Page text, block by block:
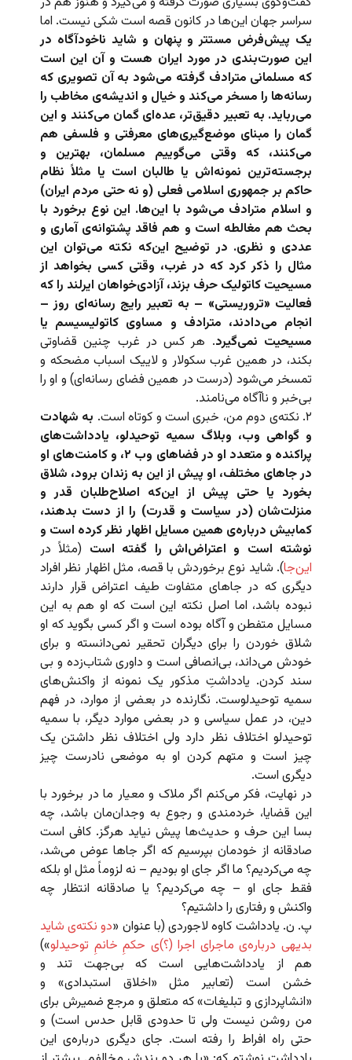
سراسر جهان این‌ها در کانون قصه است شکی نیست. اما
یک پیش‌فرض مستتر و پنهان و شاید ناخودآگاه در
این صورت‌بندی در مورد ایران هست و آن این است
که مسلمانی مترادف گرفته می‌شود به آن تصویری که
رسانه‌ها را مسخر می‌کند و خیال و اندیشه‌ی مخاطب را
می‌رباید. به تعبیر دقیق‌تر، عده‌ای گمان می‌کنند و این
گمان را مبنای موضع‌گیری‌های معرفتی و فلسفی هم
می‌کنند، که وقتی می‌گوییم مسلمان، بهترین و
برجسته‌ترین نمونه‌اش یا طالبان است یا مثلاً نظام
حاکم بر جمهوری اسلامی فعلی (و نه حتی مردم ایران)
و اسلام مترادف می‌شود با این‌ها. این نوع برخورد با
بحث هم مغالطه است و هم فاقد پشتوانه‌ی آماری و
عددی و نظری. در توضیح این‌که نکته می‌توان این
مثال را ذکر کرد که در غرب، وقتی کسی بخواهد از
مسیحیت کاتولیک حرف بزند، آزادی‌خواهان ایرلند را که
فعالیت «تروریستی» – به تعبیر رایج رسانه‌ای روز –
انجام می‌دادند، مترادف و مساوی کاتولیسیسم یا
مسیحیت نمی‌گیرد. هر کس در غرب چنین قضاوتی
بکند، در همین غرب سکولار و لاییک اسباب مضحکه و
تمسخر می‌شود (درست در همین فضای رسانه‌ای) و او را
بی‌خبر و ناآگاه می‌نامند.
۲. نکته‌ی دوم من، خبری است و کوتاه است.
به شهادت
و گواهی وب، وبلاگ سمیه توحیدلو، یادداشت‌های
پراکنده و متعدد او در فضاهای وب‌ ۲، و کامنت‌های او
در جاهای مختلف، او پیش از این به زندان برود، شلاق
بخورد یا حتی پیش از این‌که اصلاح‌طلبان قدر و
منزلت‌شان (در سیاست و قدرت) را از دست بدهند،
کمابیش درباره‌ی همین مسایل اظهار نظر کرده است و
نوشته است و اعتراض‌اش را گفته است (مثلاً در
این‌جا). شاید نوع برخوردش با قصه، مثل اظهار نظر افراد
دیگری که در جاهای متفاوت طیف اعتراض قرار دارند
نبوده باشد، اما اصل نکته این است که او هم به این
مسایل متفطن و آگاه بوده است و اگر کسی بگوید که او
شلاق خوردن را برای دیگران تحقیر نمی‌دانسته و برای
خودش می‌داند، بی‌انصافی است و داوری شتاب‌زده و بی‌
سند کردن. یادداشتِ مذکور یک نمونه از واکنش‌های
سمیه توحیدلوست. نگارنده در بعضی از موارد، در فهم
دین، در عمل سیاسی و در بعضی موارد دیگر، با سمیه
توحیدلو اختلاف نظر دارد ولی اختلاف نظر داشتن یک
چیز است و متهم کردن او به موضعی نادرست چیز
دیگری است.
در نهایت، فکر می‌کنم اگر ملاک و معیار ما در برخورد با
این قضایا، خردمندی و رجوع به وجدان‌مان باشد، چه
بسا این حرف و حدیث‌ها پیش نیاید هرگز. کافی است
صادقانه از خودمان بپرسیم که اگر جاها عوض می‌شد،
چه می‌کردیم؟ ما اگر جای او بودیم – نه لزوماً مثل او بلکه
فقط جای او – چه می‌کردیم؟ یا صادقانه انتظار چه
واکنش و رفتاری را داشتیم؟
پ. ن. یادداشت کاوه لاجوردی (با عنوان «دو نکته‌ی شاید
بدیهی درباره‌ی ماجرای اجرا (؟)ی حکمِ خانمِ توحیدلو»)
هم از یادداشت‌هایی است که بی‌جهت تند و
خشن است (تعابیر مثل «اخلاق استبدادی» و
«انشاپردازی و تبلیغات» که متعلق‌ و مرجع ضمیرش برای
من روشن نیست ولی تا حدودی قابل حدس است) و
حتی راه افراط را رفته است. جای دیگری درباره‌ی این